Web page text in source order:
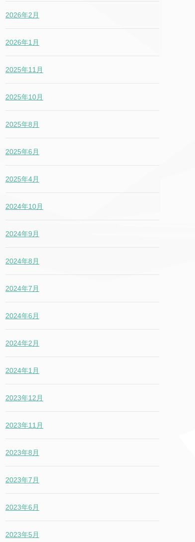
2026年2月
2026年1月
2025年11月
2025年10月
2025年8月
2025年6月
2025年4月
2024年10月
2024年9月
2024年8月
2024年7月
2024年6月
2024年2月
2024年1月
2023年12月
2023年11月
2023年8月
2023年7月
2023年6月
2023年5月